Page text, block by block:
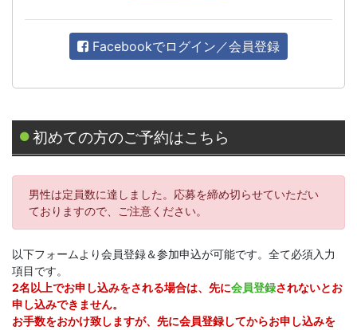
Facebookでログイン／会員登録
初めての方のご予約はこちら
男性は定員数に達しました。応募を締め切らせていただい
ておりますので、ご注意ください。
以下フォームより会員登録＆参加申込が可能です。全て必須入力
項目です。
2名以上でお申し込みをされる場合は、先に会員登録されないとお
申し込みできません。
お手数をおかけ致しますが、先に会員登録してからお申し込みを